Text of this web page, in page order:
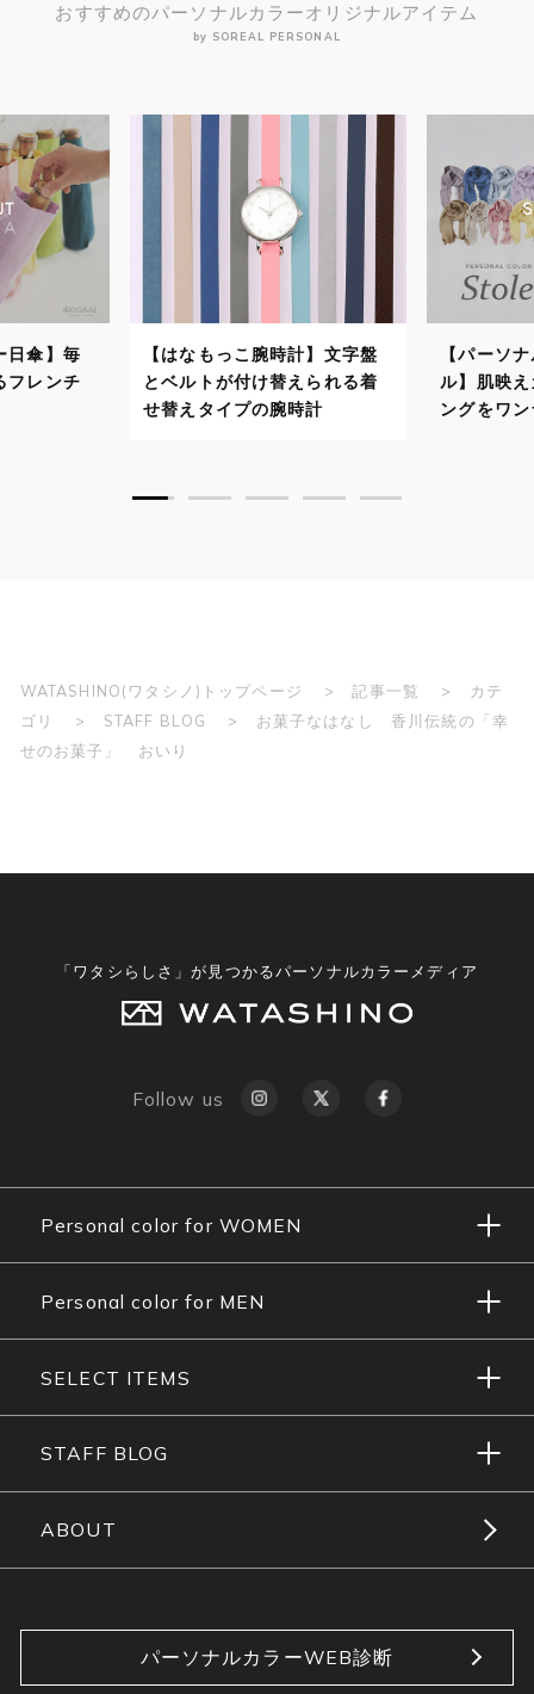
おすすめのパーソナルカラーオリジナルアイテム
by SOREAL PERSONAL
計】文字盤
えられる着
【パーソナルカラーストー
ル】肌映えカラーでスタイリ
ングをワンランクアップ！
【パー
自分に
で顔映
WATASHINO(ワタシノ)トップページ 記事一覧
カテ
ゴリ
STAFF BLOG
お菓子なはなし 香川伝統の「幸
せのお菓子」 おいり
「ワタシらしさ」が見つかるパーソナルカラーメディア
Follow us
Personal color for WOMEN
Personal color for MEN
SELECT ITEMS
STAFF BLOG
ABOUT
パーソナルカラーWEB診断